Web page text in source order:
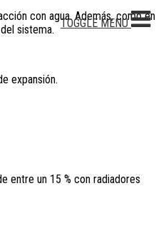
TOGGLE MENU
con agua. Además, como en
sistema.
expansión.
entre un 15 % con radiadores